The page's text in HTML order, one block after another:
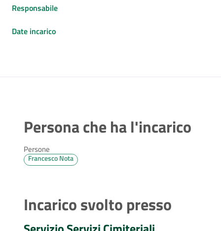
Responsabile
Date incarico
Persona che ha l'incarico
Persone
Francesco Nota
Incarico svolto presso